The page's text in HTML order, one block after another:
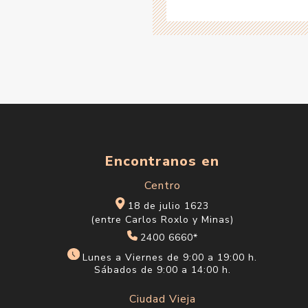
Encontranos en
Centro
18 de julio 1623
(entre Carlos Roxlo y Minas)
2400 6660*
Lunes a Viernes de 9:00 a 19:00 h.
Sábados de 9:00 a 14:00 h.
Ciudad Vieja